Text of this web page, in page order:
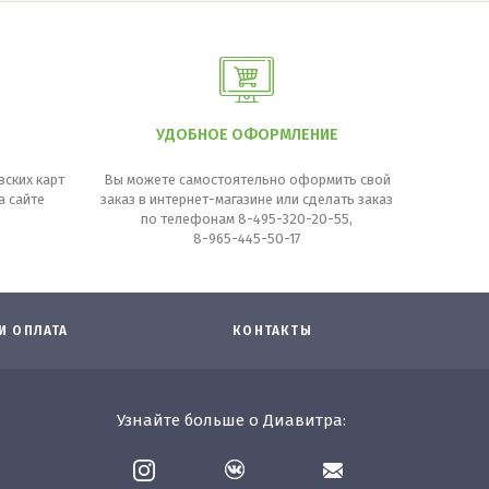
карт
сайте
УДОБНОЕ ОФОРМЛЕНИЕ
Вы можете самостоятельно оформить свой
заказ в интернет-магазине или сделать заказ
по телефонам 8-495-320-20-55,
8-965-445-50-17
ОПЛАТА КОНТАКТЫ
Узнайте больше о Диавитра: